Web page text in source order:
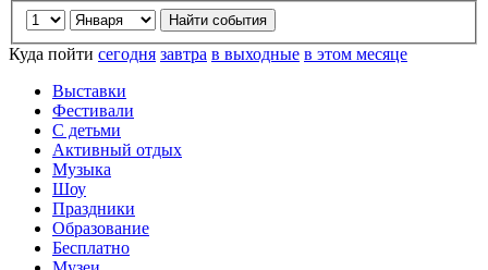
Куда пойти сегодня завтра в выходные в этом месяце
Выставки
Фестивали
С детьми
Активный отдых
Музыка
Шоу
Праздники
Образование
Бесплатно